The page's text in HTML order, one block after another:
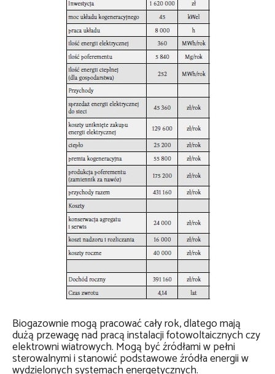
Biogazownie mogą pracować cały rok, dlatego mają
dużą przewagę nad pracą instalacji fotowoltaicznych czy
elektrowni wiatrowych. Mogą być źródłami w pełni
sterowalnymi i stanowić podstawowe źródła energii w
wydzielonych systemach energetycznych.